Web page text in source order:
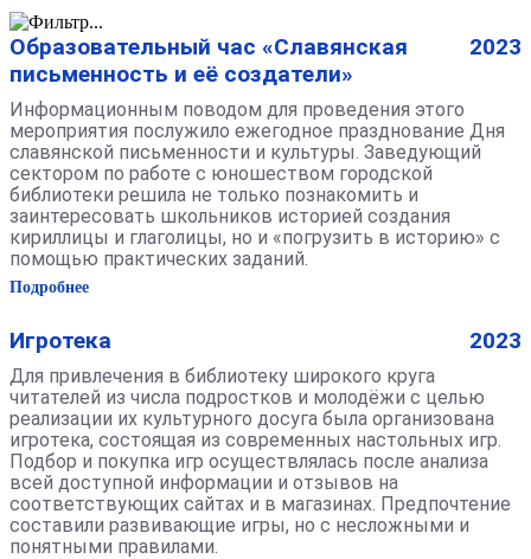
Образовательный час «Славянская
письменность и её создатели»
2023
Информационным поводом для проведения этого
мероприятия послужило ежегодное празднование Дня
славянской письменности и культуры. Заведующий
сектором по работе с юношеством городской
библиотеки решила не только познакомить и
заинтересовать школьников историей создания
кириллицы и глаголицы, но и «погрузить в историю» с
помощью практических заданий.
Подробнее
Игротека 2023
Для привлечения в библиотеку широкого круга
читателей из числа подростков и молодёжи с целью
реализации их культурного досуга была организована
игротека, состоящая из современных настольных игр.
Подбор и покупка игр осуществлялась после анализа
всей доступной информации и отзывов на
соответствующих сайтах и в магазинах. Предпочтение
составили развивающие игры, но с несложными и
понятными правилами.